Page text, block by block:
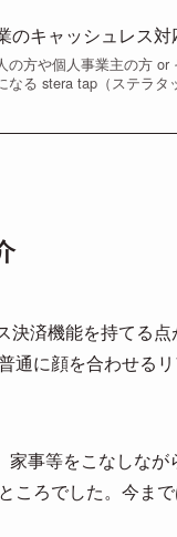
のキャッシュレス
の方や個人事業主の方
なる stera tap（ステラ
済機能を持てる点
通に顔を合わせる
事等をこなしな
ころでした。今ま